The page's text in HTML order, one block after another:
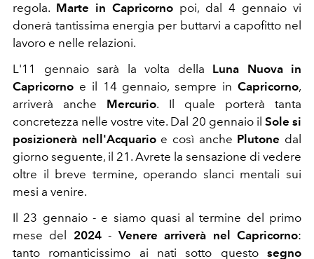
regola. Marte in Capricorno poi, dal 4 gennaio vi
donerà tantissima energia per buttarvi a capofitto nel
lavoro e nelle relazioni.
L'11 gennaio sarà la volta della Luna Nuova in
Capricorno e il 14 gennaio, sempre in Capricorno,
arriverà anche Mercurio. Il quale porterà tanta
concretezza nelle vostre vite. Dal 20 gennaio il Sole si
posizionerà nell'Acquarioe così anche Plutone dal
giorno seguente, il 21. Avrete la sensazione di vedere
oltre il breve termine, operando slanci mentali sui
mesi a venire.
Il 23 gennaio - e siamo quasi al termine del primo
mese del 2024- Venere arriverà nel Capricorno:
tanto romanticissimo ai nati sotto questo segno